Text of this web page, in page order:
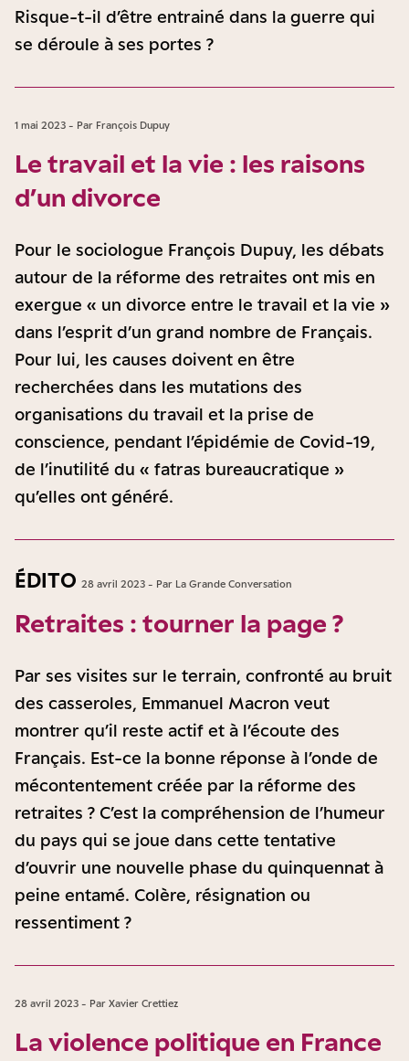
Risque-t-il d’être entrainé dans la guerre qui
se déroule à ses portes ?
1 mai 2023 - Par François Dupuy
Le travail et la vie : les raisons
d’un divorce
Pour le sociologue François Dupuy, les débats
autour de la réforme des retraites ont mis en
exergue « un divorce entre le travail et la vie »
dans l’esprit d’un grand nombre de Français.
Pour lui, les causes doivent en être
recherchées dans les mutations des
organisations du travail et la prise de
conscience, pendant l’épidémie de Covid-19,
de l’inutilité du « fatras bureaucratique »
qu’elles ont généré.
ÉDITO 28 avril 2023 - Par La Grande Conversation
Retraites : tourner la page ?
Par ses visites sur le terrain, confronté au bruit
des casseroles, Emmanuel Macron veut
montrer qu’il reste actif et à l’écoute des
Français. Est-ce la bonne réponse à l’onde de
mécontentement créée par la réforme des
retraites ? C’est la compréhension de l’humeur
du pays qui se joue dans cette tentative
d’ouvrir une nouvelle phase du quinquennat à
peine entamé. Colère, résignation ou
ressentiment ?
28 avril 2023 - Par Xavier Crettiez
La violence politique en France